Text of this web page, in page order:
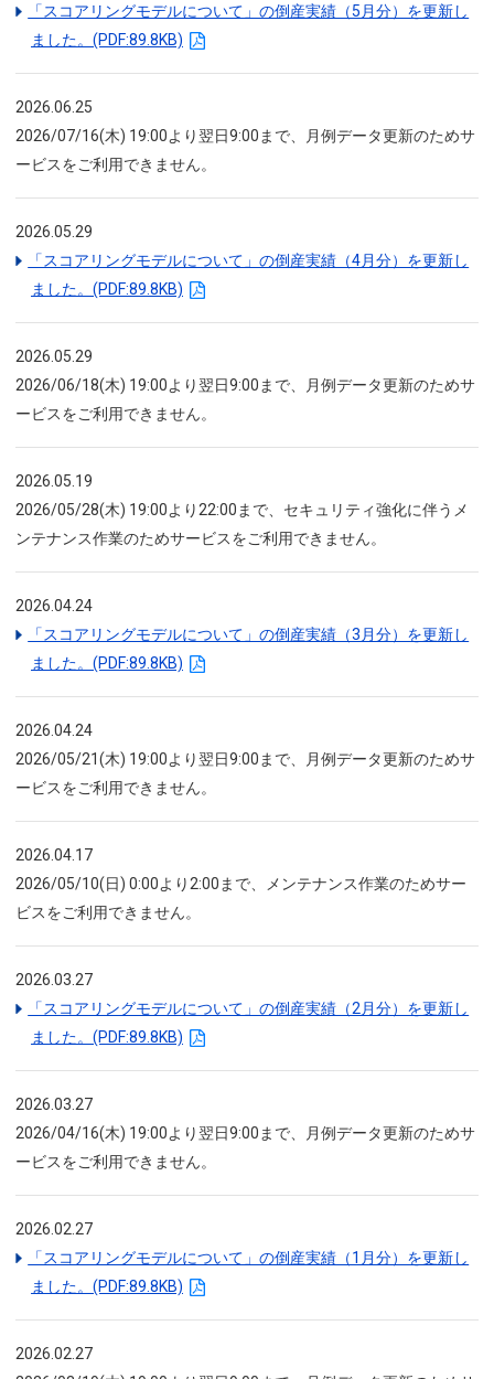
「スコアリングモデルについて」の倒産実績（5月分）を更新し
ました。(PDF:89.8KB)
2026.06.25
2026/07/16(木) 19:00より翌日9:00まで、月例データ更新のためサ
ービスをご利用できません。
2026.05.29
「スコアリングモデルについて」の倒産実績（4月分）を更新し
ました。(PDF:89.8KB)
2026.05.29
2026/06/18(木) 19:00より翌日9:00まで、月例データ更新のためサ
ービスをご利用できません。
2026.05.19
2026/05/28(木) 19:00より22:00まで、セキュリティ強化に伴うメ
ンテナンス作業のためサービスをご利用できません。
2026.04.24
「スコアリングモデルについて」の倒産実績（3月分）を更新し
ました。(PDF:89.8KB)
2026.04.24
2026/05/21(木) 19:00より翌日9:00まで、月例データ更新のためサ
ービスをご利用できません。
2026.04.17
2026/05/10(日) 0:00より2:00まで、メンテナンス作業のためサー
ビスをご利用できません。
2026.03.27
「スコアリングモデルについて」の倒産実績（2月分）を更新し
ました。(PDF:89.8KB)
2026.03.27
2026/04/16(木) 19:00より翌日9:00まで、月例データ更新のためサ
ービスをご利用できません。
2026.02.27
「スコアリングモデルについて」の倒産実績（1月分）を更新し
ました。(PDF:89.8KB)
2026.02.27